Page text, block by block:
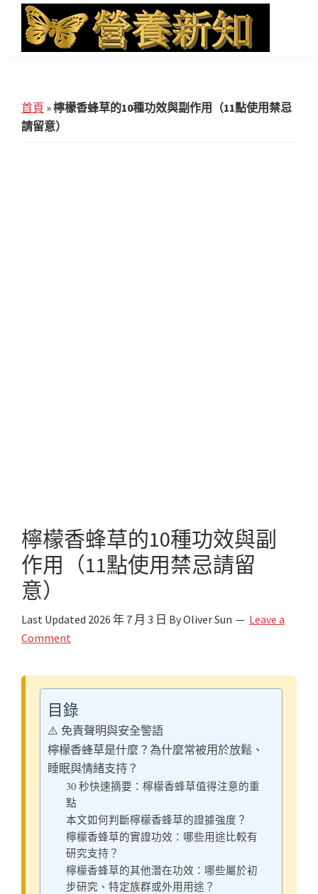
main
primary
footer
知
and
iHerb
首頁 »檸檬香蜂草的10種功效與副作用（11點使用禁忌
請留意）
檸檬香蜂草的10種功效與副
作用（11點使用禁忌請留
意）
Last Updated 2026 年 7 月 3 日 ByOliver Sun
Leave a
Comment
目錄
⚠️ 免責聲明與安全警語
檸檬香蜂草是什麼？為什麼常被用於放鬆、
睡眠與情緒支持？
30 秒快速摘要：檸檬香蜂草值得注意的重
點
本文如何判斷檸檬香蜂草的證據強度？
檸檬香蜂草的實證功效：哪些用途比較有
研究支持？
檸檬香蜂草的其他潛在功效：哪些屬於初
步研究、特定族群或外用用途？